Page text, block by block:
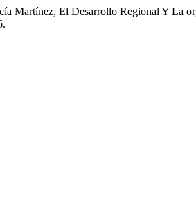
Martínez, El Desarrollo Regional Y La